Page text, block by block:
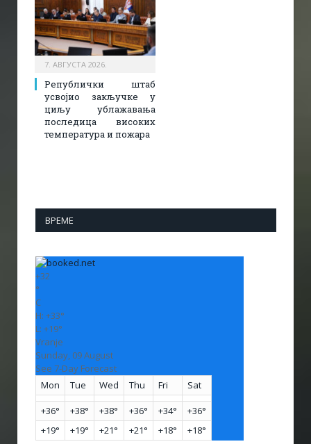
7. АВГУСТА 2026.
Републички штаб
усвојио закључке у
циљу ублажавања
последица високих
температура и пожара​
ВРЕМЕ
+32
°
C
H: +33°
L: +19°
Vranje
Sunday, 09 August
See 7-Day Forecast
Mon
Tue Wed Thu Fri Sat
+36° +38° +38° +36° +34° +36°
+19° +19° +21° +21° +18° +18°